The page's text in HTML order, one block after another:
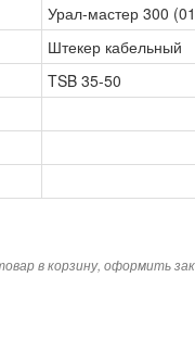
Урал-мастер 300
Штекер кабельный
TSB 35-50
в корзину, оформить